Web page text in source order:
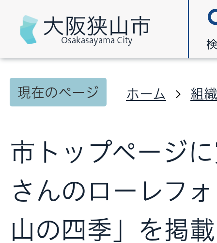
大阪狭山市
Osakasayama City
現在のページ ホーム 組
市トップページ
さんのローレフ
山の四季」を掲載